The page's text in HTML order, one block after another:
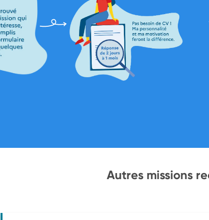
Autres missions